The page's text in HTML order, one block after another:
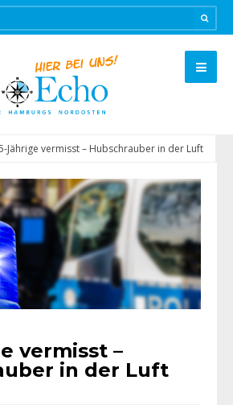
Jährige vermisst – Hubschrauber in der Luft
vermisst –
in der Luft